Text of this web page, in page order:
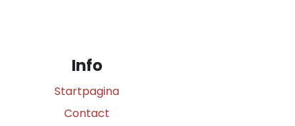
Info
Startpagina
Contact